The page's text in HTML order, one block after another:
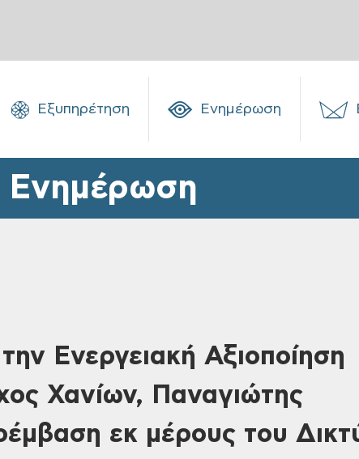
Εξυπηρέτηση Ενημέρωση
Ενημέρωση
Ενεργειακή Αξιοποίηση
Χανίων, Παναγιώτης
εκ μέρους του